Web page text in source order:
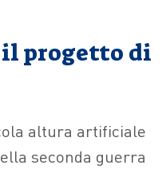
il progetto di
altura artificiale
seconda guerra